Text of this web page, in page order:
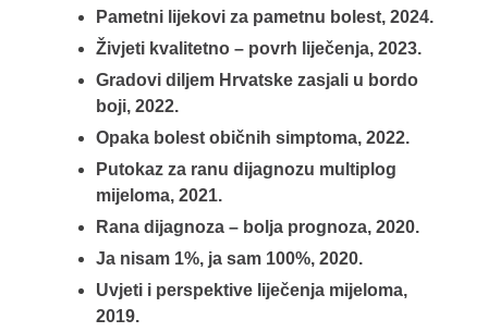
Pametni lijekovi za pametnu bolest, 2024.
Živjeti kvalitetno – povrh liječenja, 2023.
Gradovi diljem Hrvatske zasjali u bordo
boji, 2022.
Opaka bolest običnih simptoma, 2022.
Putokaz za ranu dijagnozu multiplog
mijeloma, 2021.
Rana dijagnoza – bolja prognoza, 2020.
Ja nisam 1%, ja sam 100%, 2020.
Uvjeti i perspektive liječenja mijeloma,
2019.